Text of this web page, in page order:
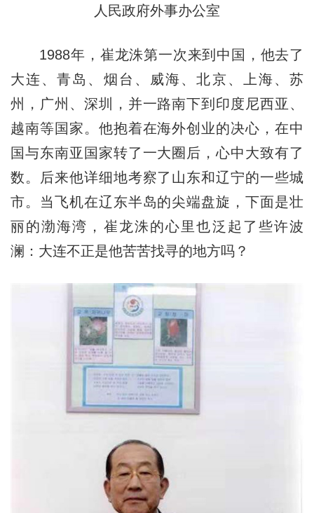
人民政府外事办公室
1988年，崔龙洙第一次来到中国，他去了
大连、青岛、烟台、威海、北京、上海、苏
州，广州、深圳，并一路南下到印度尼西亚、
越南等国家。他抱着在海外创业的决心，在中
国与东南亚国家转了一大圈后，心中大致有了
数。后来他详细地考察了山东和辽宁的一些城
市。当飞机在辽东半岛的尖端盘旋，下面是壮
丽的渤海湾，崔龙洙的心里也泛起了些许波
澜：大连不正是他苦苦找寻的地方吗？